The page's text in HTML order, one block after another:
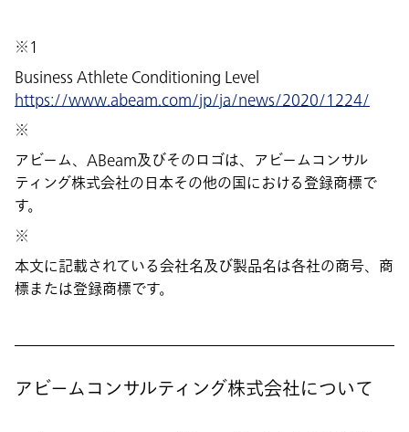
※1
Business Athlete Conditioning Level
https://www.abeam.com/jp/ja/news/2020/1224/
※
アビーム、ABeam及びそのロゴは、アビームコンサル
ティング株式会社の日本その他の国における登録商標で
す。
※
本文に記載されている会社名及び製品名は各社の商号、商
標または登録商標です。
アビームコンサルティング株式会社について